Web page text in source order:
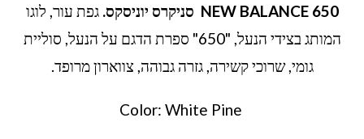
NEW BALANCE 650 סניקרס יוניסקס. גפת עור, לוגו
המותג בצידי הנעל, "650" ספרת הדגם על הנעל, סוליית
גומי, שרוכי קשירה, גזרה גבוהה, צווארון מרופד.